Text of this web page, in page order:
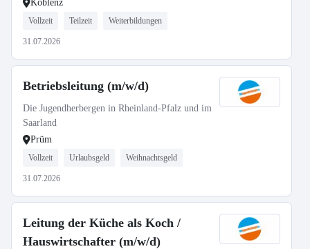
Koblenz
Vollzeit Teilzeit Weiterbildungen
31.07.2026
Betriebsleitung (m/w/d)
Die Jugendherbergen in Rheinland-Pfalz und im
Saarland
Prüm
Vollzeit Urlaubsgeld Weihnachtsgeld
31.07.2026
Leitung der Küche als Koch /
Hauswirtschafter (m/w/d)